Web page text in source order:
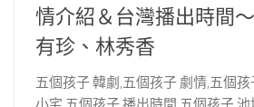
情介紹＆台灣播出時間
有珍、林秀香
五個孩子 韓劇,五個孩子 劇情,五個